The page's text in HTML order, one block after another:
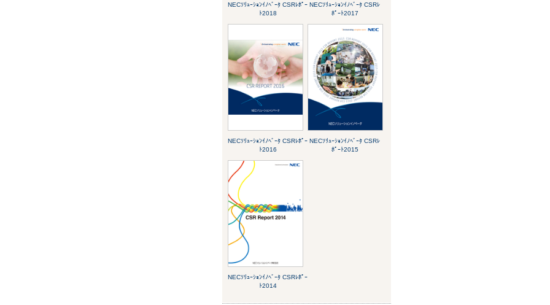
NECｿﾘｭｰｼｮﾝｲﾉﾍﾞｰﾀ CSRﾚﾎﾟｰ
ﾄ2018
NECｿﾘｭｰｼｮﾝｲﾉﾍﾞｰﾀ CSRﾚ
ﾎﾟｰﾄ2017
NECｿﾘｭｰｼｮﾝｲﾉﾍﾞｰﾀ CSRﾚﾎﾟｰ
ﾄ2016
NECｿﾘｭｰｼｮﾝｲﾉﾍﾞｰﾀ CSRﾚ
ﾎﾟｰﾄ2015
NECｿﾘｭｰｼｮﾝｲﾉﾍﾞｰﾀ CSRﾚﾎﾟｰ
ﾄ2014